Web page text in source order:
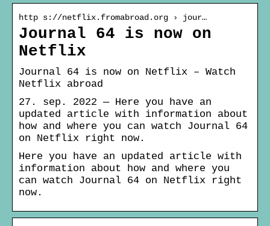
http s://netflix.fromabroad.org › jour…
Journal 64 is now on
Netflix
Journal 64 is now on Netflix – Watch
Netflix abroad
27. sep. 2022 — Here you have an
updated article with information about
how and where you can watch Journal 64
on Netflix right now.
Here you have an updated article with
information about how and where you
can watch Journal 64 on Netflix right
now.